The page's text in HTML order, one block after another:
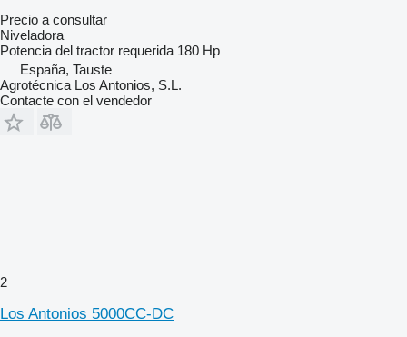
Precio a consultar
Niveladora
Potencia del tractor requerida 180 Hp
España, Tauste
Agrotécnica Los Antonios, S.L.
Contacte con el vendedor
2
Los Antonios 5000CC-DC